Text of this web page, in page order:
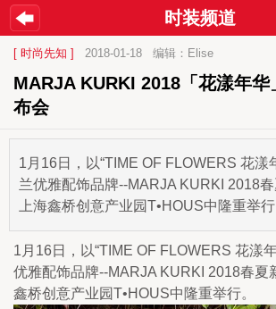
时装频道
[ 时尚先知 ] 2018-01-18 编辑：Elise
MARJA KURKI 2018「花漾年华
布会
​1月16日，以“TIME OF FLOWERS 花漾
兰优雅配饰品牌--MARJA KURKI 2018
上海鑫桥创意产业园T•HOUS中隆重举行
1月16日，以“TIME OF FLOWERS 花漾
优雅配饰品牌--MARJA KURKI 2018春夏
鑫桥创意产业园T•HOUS中隆重举行。